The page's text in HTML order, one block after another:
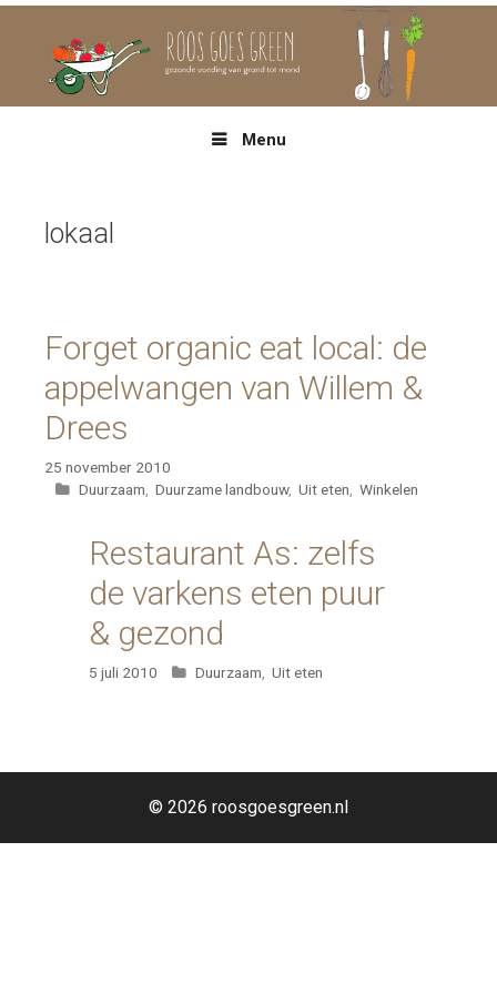
Menu
lokaal
Forget organic eat local: de
appelwangen van Willem &
Drees
25 november 2010
Categorieën
Duurzaam, Duurzame landbouw, Uit eten, Winkelen
Restaurant As: zelfs
de varkens eten puur
& gezond
5 juli 2010 Categorieën
Duurzaam Uit eten
© 2026 roosgoesgreen.nl